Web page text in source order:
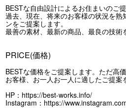
BESTな自由設計によるお住まいのご提
過去、現在、将来のお客様の状況を熟
ンをご提案します。
最善の素材、最新の商品、最良の技術
PRICE(価格)
BESTな価格をご提案します。ただ高
お客様、お一人お一人に適したご提案
HP： https://best-works.info/
Instagram： https://